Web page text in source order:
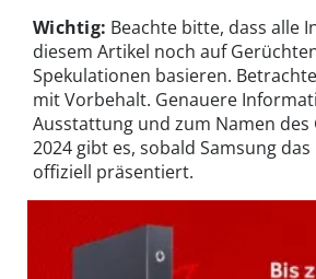
Wichtig: Beachte bitte, dass alle
diesem Artikel noch auf
Spekulationen basieren.
mit Vorbehalt. Genauere
Ausstattung und zum Namen des
2024 gibt es, sobald Samsung
offiziell präsentiert.